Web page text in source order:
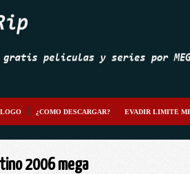
¿COMO DESCARGAR? EVADIR LIMITE
2006 mega